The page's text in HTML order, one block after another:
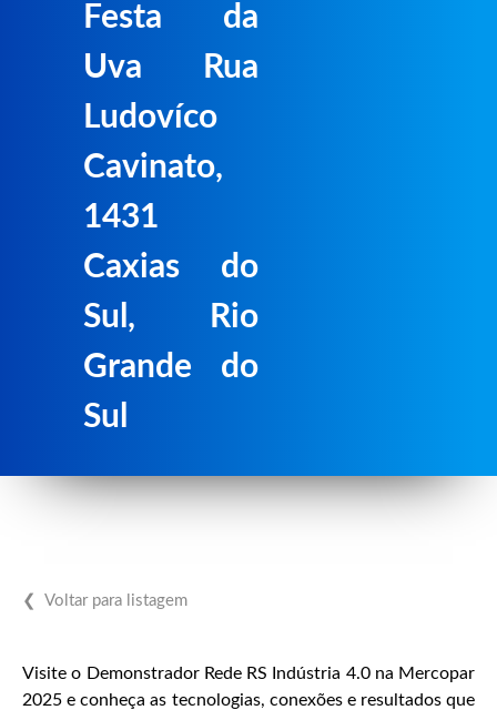
Festa da
Uva Rua
Ludovíco
Cavinato,
1431
Caxias do
Sul, Rio
Grande do
Sul
❮ Voltar para listagem
Visite o Demonstrador Rede RS Indústria 4.0 na Mercopar
2025 e conheça as tecnologias, conexões e resultados que